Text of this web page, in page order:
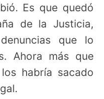
Es que quedó
de la Justicia,
que lo
Ahora más que
habría sacado